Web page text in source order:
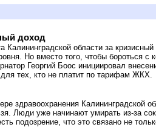
доход
области за
Но вместо того, чтобы бороться с
Георгий Боос инициировал
для тех, кто не платит по тарифам ЖКХ.
здравоохранения Калининградской
Люди уже начинают умирать из-за
подозрение, что это связано не